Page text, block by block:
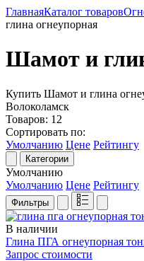
ГлавнаяКаталог товаров
глина огнеупорная
Шамот и
Купить Шамот и глина
Волоколамск
Товаров: 12
Сортировать по:
Умолчанию Цене Рейтингу
Категории
Умолчанию
Умолчанию Цене Рейтингу
Фильтры
В наличии
Глина ПГА огнеупорная
Запрос стоимости